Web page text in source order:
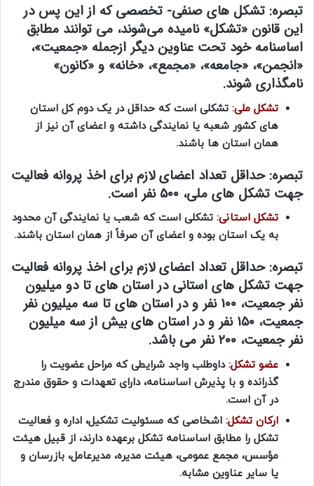
تبصره: تشکل های صنفی- تخصصی که از این پس در
این قانون «تشکل» نامیده می‌شوند، می توانند مطابق
اساسنامه خود تحت عناوین دیگر ازجمله «جمعیت»،
«انجمن»، «جامعه»، «مجمع»، «خانه» و «کانون»
نامگذاری شوند.
تشکل ملی: تشکلی است که حداقل در یک دوم کل استان
های کشور شعبه یا نمایندگی داشته و اعضای آن نیز از
همان استان ها باشند.
تبصره:حداقل تعداد اعضای لازم برای اخذ پروانه فعالیت
جهت تشکل های ملی، ۵۰۰ نفر است.
تشکل استانی: تشکلی است که شعب یا نمایندگی آن محدود
به یک استان بوده و اعضای آن صرفاً از همان استان باشند.
تبصره:حداقل تعداد اعضای لازم برای اخذ پروانه فعالیت
جهت تشکل های استانی در استان های تا دو میلیون
نفر جمعیت، ۱۰۰ نفر و در استان های تا سه میلیون نفر
جمعیت، ۱۵۰ نفر و در استان های بیش از سه میلیون
نفر جمعیت، ۲۰۰ نفر می باشد.
عضو تشکل:داوطلب واجد شرایطی که مراحل عضویت را
گذرانده و با پذیرش اساسنامه، دارای تعهدات و حقوق مندرج
در آن است.
ارکان تشکل: اشخاصی که مسئولیت تشکیل، اداره و فعالیت
تشکل را مطابق اساسنامه تشکل برعهده دارند، از قبیل هیئت
مؤسس، مجمع عمومی، هیئت مدیره، مدیرعامل، بازرسان و
یا سایر عناوین مشابه.